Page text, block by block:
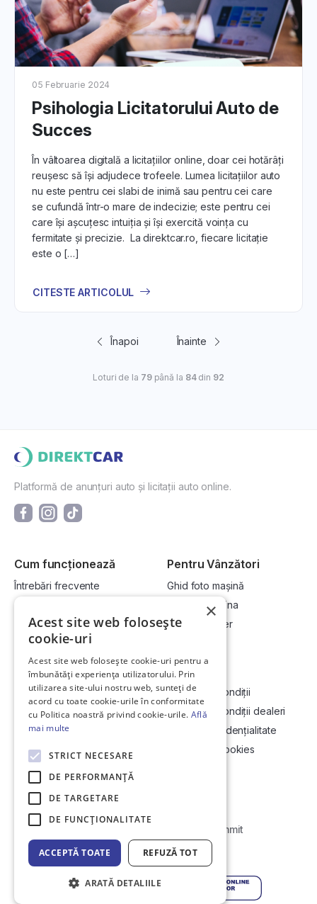
05 Februarie 2024
Psihologia Licitatorului Auto de
Succes
În vâltoarea digitală a licitațiilor online, doar cei hotărâți
reușesc să își adjudece trofeele. Lumea licitațiilor auto
nu este pentru cei slabi de inimă sau pentru cei care
se cufundă într-o mare de indecizie; este pentru cei
care își așcuțesc intuiția și își exercită voința cu
fermitate și precizie. La direktcar.ro, fiecare licitație
este o […]
CITESTE ARTICOLUL
Înapoi Înainte
Loturi de la 79până la 84din 92
Platformă de anunțuri auto și licitații auto online.
Cum funcționează
Întrebări frecvente
Cum vând la licitație?
Pentru Vânzători
Ghid foto mașină
Vinde-ți mașina
Devino dealer
Link-uri utile
Informații utile vizionare
Contact
Soluționarea Online a litigiilor
ANCP
Compania
Termeni și condiții
Termeni și condiții dealeri
Politică confidențialitate
Politica de cookies
Initial Commit
© Copyright 2026 DirektCar
×
Acest site web folosește
cookie-uri
Acest site web folosește cookie-uri pentru a
îmbunătăți experiența utilizatorului. Prin
utilizarea site-ului nostru web, sunteți de
acord cu toate cookie-urile în conformitate
cu Politica noastră privind cookie-urile. Află
mai multe
STRICT NECESARE
DE PERFORMANȚĂ
DE TARGETARE
DE FUNCŢIONALITATE
ACCEPTĂ TOATE REFUZĂ TOT
ARATĂ DETALIILE